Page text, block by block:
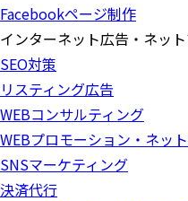
Facebookページ制作
インターネット広告・ネッ
SEO対策
リスティング広告
WEBコンサルティング
WEBプロモーション・ネッ
SNSマーケティング
決済代行